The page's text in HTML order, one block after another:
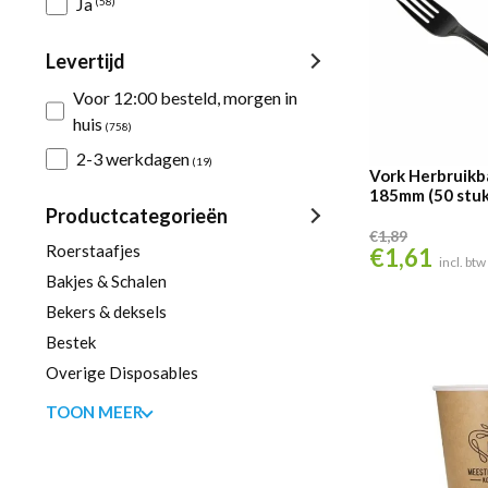
Levertijd
Voor 12:00 besteld, morgen in
huis (758)
2-3 werkdagen (19)
Productcategorieën
Roerstaafjes
Bakjes & Schalen
Bekers & deksels
Bestek
Overige Disposables
TOON MEER
Vork
185mm (50
€1,89
Oorspronkelijke
€1,61 Huidige
incl. btw